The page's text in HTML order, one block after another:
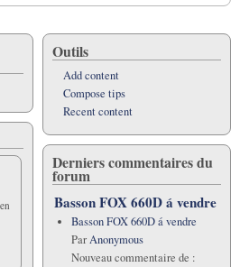
Outils
Add content
Compose tips
Recent content
Derniers commentaires du
forum
Basson FOX 660D á vendre
Basson FOX 660D á vendre
ParAnonymous
Nouveau commentaire de :